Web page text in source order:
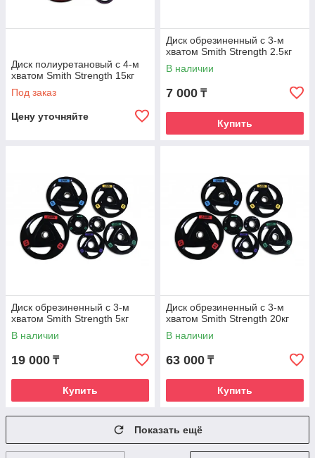
Диск полиуретановый c 4-м
хватом Smith Strength 15кг
Под заказ
Цену уточняйте
Диск обрезиненный c 3-м
хватом Smith Strength 2.5кг
В наличии
7 000 ₸
Купить
Диск обрезиненный c 3-м
хватом Smith Strength 5кг
В наличии
19 000 ₸
Купить
Диск обрезиненный c 3-м
хватом Smith Strength 20кг
В наличии
63 000 ₸
Купить
Показать ещё